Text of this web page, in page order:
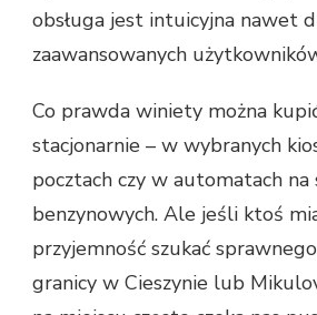
obsługa jest intuicyjna nawet
zaawansowanych
Co prawda winiety można
stacjonarnie – w wybranych
pocztach czy w automatach na
benzynowych. Ale jeśli ktoś
przyjemność szukać
granicy w Cieszynie lub